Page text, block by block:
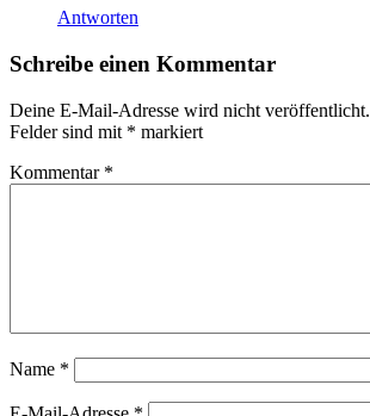
Antworten
Schreibe einen Kommentar
Deine E-Mail-Adresse wird nicht veröffentlicht.
Felder sind mit * markiert
Kommentar *
Name *